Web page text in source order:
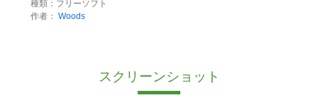
種類：フリーソフト
作者： Woods
スクリーンショット